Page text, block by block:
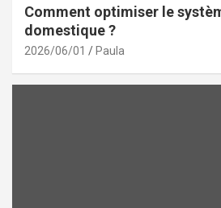
Comment optimiser le
domestique ?
2026/06/01 Paula